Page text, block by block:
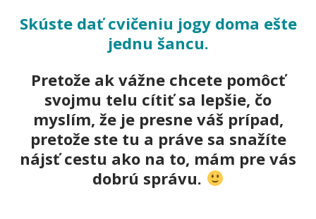
Skúste dať cvičeniu jogy doma ešte
jednu šancu.
Pretože ak vážne chcete pomôcť
svojmu telu cítiť sa lepšie, čo
myslím, že je presne váš prípad,
pretože ste tu a práve sa snažíte
nájsť cestu ako na to, mám pre vás
dobrú správu.